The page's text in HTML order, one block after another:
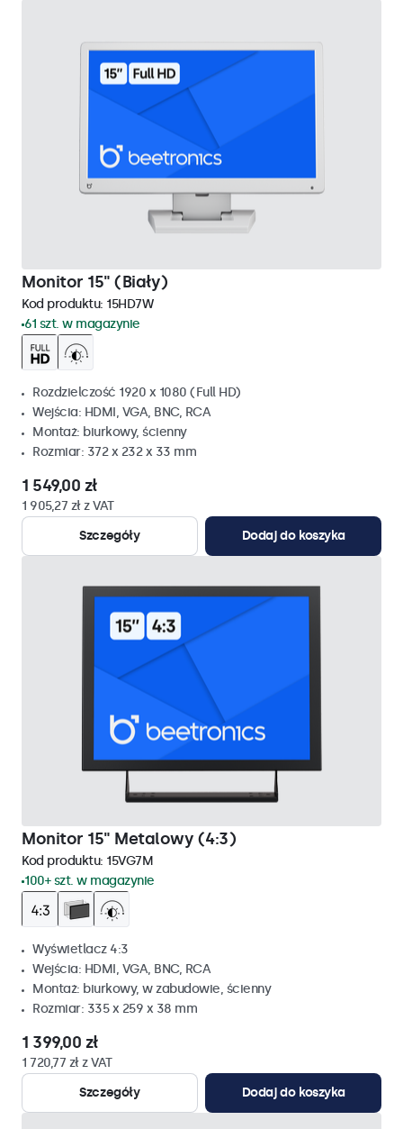
Monitor 15" (Biały)
Kod produktu: 15HD7W
61 szt. w magazynie
Rozdzielczość 1920 x 1080 (Full HD)
Wejścia: HDMI, VGA, BNC, RCA
Montaż: biurkowy, ścienny
Rozmiar: 372 x 232 x 33 mm
1 549,00 zł
1 905,27 zł z VAT
Szczegóły
Dodaj do koszyka
Monitor 15" Metalowy (4:3)
Kod produktu: 15VG7M
100+ szt. w magazynie
Wyświetlacz 4:3
Wejścia: HDMI, VGA, BNC, RCA
Montaż: biurkowy, w zabudowie, ścienny
Rozmiar: 335 x 259 x 38 mm
1 399,00 zł
1 720,77 zł z VAT
Szczegóły
Dodaj do koszyka